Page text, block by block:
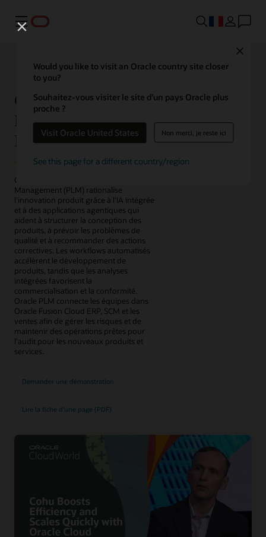
Menu
Would you like to visit an Oracle country site closer
to you?
Souhaitez-vous visiter le site d’un pays Oracle plus
proche ?
Visit Oracle United States Non merci, je reste ici
See this page for a different country/region
Oracle Fusion Cloud
Product Lifecycle
Management
Oracle Fusion Cloud Product Lifecycle
Management (PLM) rationalise
l’innovation produit grâce à l’IA intégrée
et à des applications agentiques qui
aident à structurer la conception des
produits, à prévoir les problèmes de
qualité et à recommander des actions
correctives. Les workflows automatisés
accélèrent le développement de
produits, tandis que les analyses
intégrées favorisent la
commercialisation et la conformité.
Oracle PLM connecte les équipes dans
Oracle Fusion Cloud ERP, SCM et les
ventes afin de gérer les risques et de
maintenir des opérations prêtes pour
l’audit pour les nouveaux produits et
services.
Demander une démonstration
Lire la fiche d’une page (PDF)